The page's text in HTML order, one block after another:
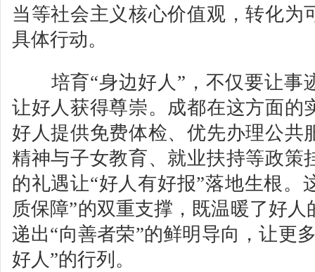
当等社会主义核心价值观，转化为
具体行动。
培育“身边好人”，不仅要让事
让好人获得尊崇。成都在这方面的
好人提供免费体检、优先办理公共
精神与子女教育、就业扶持等政策
的礼遇让“好人有好报”落地生根。
质保障”的双重支撑，既温暖了好
递出“向善者荣”的鲜明导向，让更
好人”的行列。